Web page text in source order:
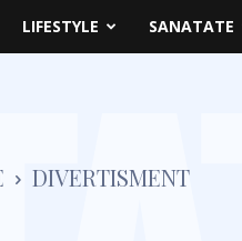
LIFESTYLE SANATATE
DIVERTISMENT